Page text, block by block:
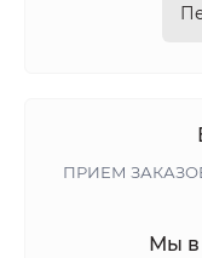
ПРИЕМ
Мы в